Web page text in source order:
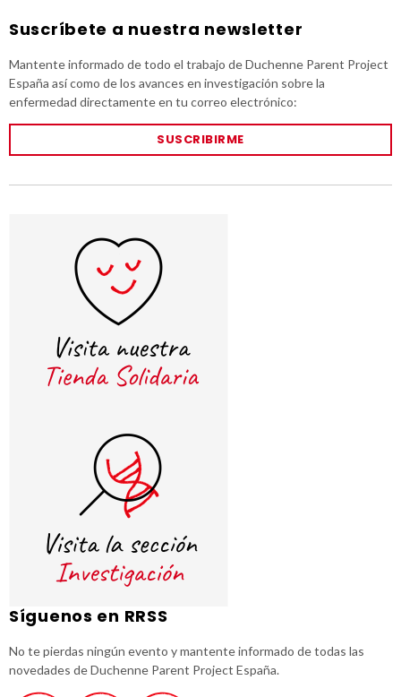
Suscríbete a nuestra newsletter
Mantente informado de todo el trabajo de Duchenne Parent Project
España así como de los avances en investigación sobre la
enfermedad directamente en tu correo electrónico:
SUSCRIBIRME
Síguenos en RRSS
No te pierdas ningún evento y mantente informado de todas las
novedades de Duchenne Parent Project España.